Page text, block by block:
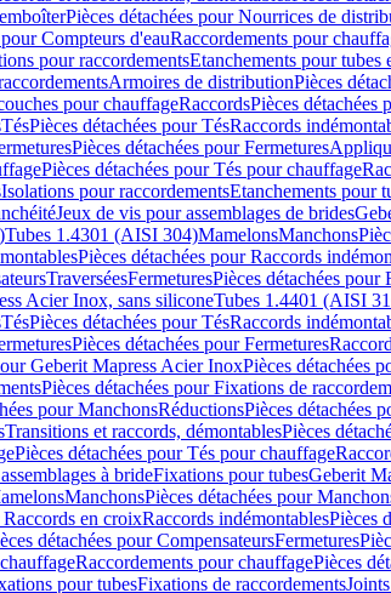
Pièces détachées pour Nourrices de
Compteurs d'eauRaccordements pour
pour raccordementsEtanchements pour tubes
Armoires de distributionPièces
pour chauffageRaccordsPièces détachées
TésPièces détachées pour TésRaccords
Pièces détachées pour Fermetures
Pièces détachées pour Tés pour chauffage
Isolations pour raccordementsEtanchements pour
Jeux de vis pour assemblages de brides
Tubes 1.4301 (AISI 304)MamelonsManchons
Pièces détachées pour Raccords
TraverséesFermeturesPièces détachées pour
Acier Inox, sans siliconeTubes 1.4401 (AISI
TésPièces détachées pour TésRaccords
Pièces détachées pour Fermetures
Geberit Mapress Acier InoxPièces détachées
Pièces détachées pour Fixations de
pour ManchonsRéductionsPièces détachées
Transitions et raccords, démontablesPièces
Pièces détachées pour Tés pour chauffage
à brideFixations pour tubesGeberit
ManchonsPièces détachées pour
Raccords en croixRaccords indémontablesPièces
détachées pour CompensateursFermetures
Raccordements pour chauffagePièces
pour tubesFixations de raccordements